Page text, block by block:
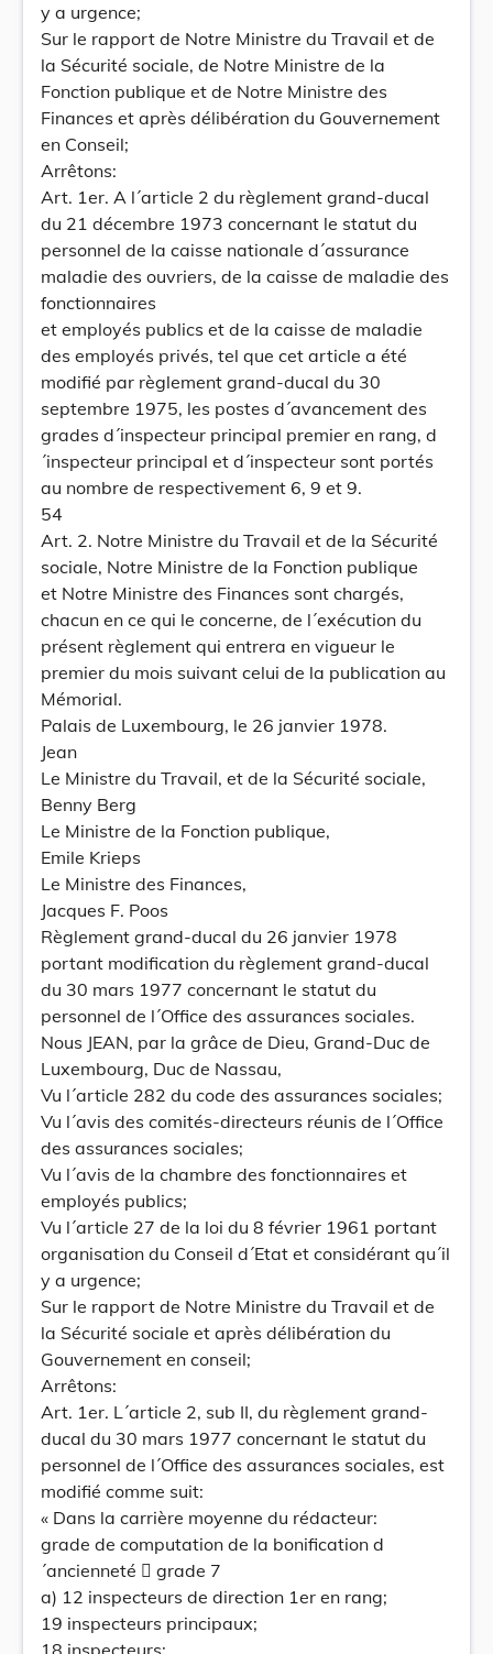
y a urgence;
Sur le rapport de Notre Ministre du Travail et de
la Sécurité sociale, de Notre Ministre de la
Fonction publique et de Notre Ministre des
Finances et après délibération du Gouvernement
en Conseil;
Arrêtons:
Art. 1er. A l´article 2 du règlement grand-ducal
du 21 décembre 1973 concernant le statut du
personnel de la caisse nationale d´assurance
maladie des ouvriers, de la caisse de maladie des
fonctionnaires
et employés publics et de la caisse de maladie
des employés privés, tel que cet article a été
modifié par règlement grand-ducal du 30
septembre 1975, les postes d´avancement des
grades d´inspecteur principal premier en rang, d
´inspecteur principal et d´inspecteur sont portés
au nombre de respectivement 6, 9 et 9.
54
Art. 2. Notre Ministre du Travail et de la Sécurité
sociale, Notre Ministre de la Fonction publique
et Notre Ministre des Finances sont chargés,
chacun en ce qui le concerne, de l´exécution du
présent règlement qui entrera en vigueur le
premier du mois suivant celui de la publication au
Mémorial.
Palais de Luxembourg, le 26 janvier 1978.
Jean
Le Ministre du Travail, et de la Sécurité sociale,
Benny Berg
Le Ministre de la Fonction publique,
Emile Krieps
Le Ministre des Finances,
Jacques F. Poos
Règlement grand-ducal du 26 janvier 1978
portant modification du règlement grand-ducal
du 30 mars 1977 concernant le statut du
personnel de l´Office des assurances sociales.
Nous JEAN, par la grâce de Dieu, Grand-Duc de
Luxembourg, Duc de Nassau,
Vu l´article 282 du code des assurances sociales;
Vu l´avis des comités-directeurs réunis de l´Office
des assurances sociales;
Vu l´avis de la chambre des fonctionnaires et
employés publics;
Vu l´article 27 de la loi du 8 février 1961 portant
organisation du Conseil d´Etat et considérant qu´il
y a urgence;
Sur le rapport de Notre Ministre du Travail et de
la Sécurité sociale et après délibération du
Gouvernement en conseil;
Arrêtons:
Art. 1er. L´article 2, sub II, du règlement grand-
ducal du 30 mars 1977 concernant le statut du
personnel de l´Office des assurances sociales, est
modifié comme suit:
« Dans la carrière moyenne du rédacteur:
grade de computation de la bonification d
´ancienneté  grade 7
a) 12 inspecteurs de direction 1er en rang;
19 inspecteurs principaux;
18 inspecteurs;